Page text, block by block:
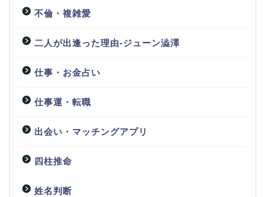
不倫・複雑愛
二人が出逢った理由-ジューン澁澤
仕事・お金占い
仕事運・転職
出会い・マッチングアプリ
四柱推命
姓名判断